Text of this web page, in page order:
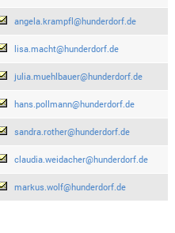
angela.krampfl@hunderdorf.de
lisa.macht@hunderdorf.de
julia.muehlbauer@hunderdorf.de
hans.pollmann@hunderdorf.de
sandra.rother@hunderdorf.de
claudia.weidacher@hunderdorf.de
markus.wolf@hunderdorf.de